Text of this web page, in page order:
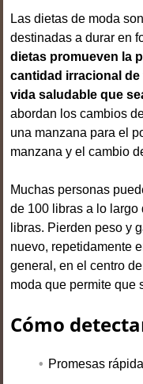
Las dietas de moda
destinadas a durar en
dietas promueven la
cantidad irracional
vida saludable que
abordan los cambios
una manzana para el
manzana y el cambio
Muchas personas
de 100 libras a lo largo
libras. Pierden peso y
nuevo, repetidamente
general, en el centro
moda que permite que
Cómo
Promesas